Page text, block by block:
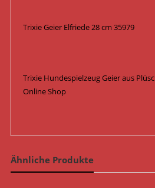
Trixie Geier Elfriede 28 cm 35979
Trixie Hundespielzeug Geier aus
Online Shop
Ähnliche Produkte